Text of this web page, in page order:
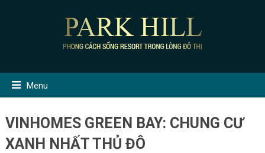
Menu
VINHOMES GREEN BAY: CHUNG CƯ
XANH NHẤT THỦ ĐÔ